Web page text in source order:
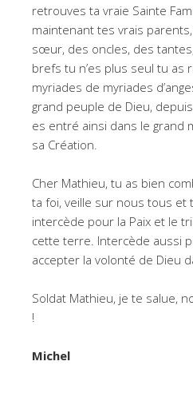
retrouves ta vraie Sainte
maintenant tes vrais
sœur, des oncles, des
brefs tu n’es plus seul tu as
myriades de myriades
grand peuple de Dieu,
es entré ainsi dans le grand
sa Création.
Cher Mathieu, tu as bien
ta foi, veille sur nous tous et
intercède pour la Paix et le
cette terre. Intercède aussi
accepter la volonté de Dieu
Soldat Mathieu, je te salue,
!
Michel